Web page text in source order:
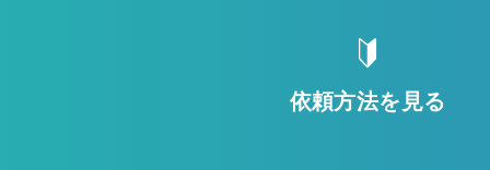
依頼方法を見る